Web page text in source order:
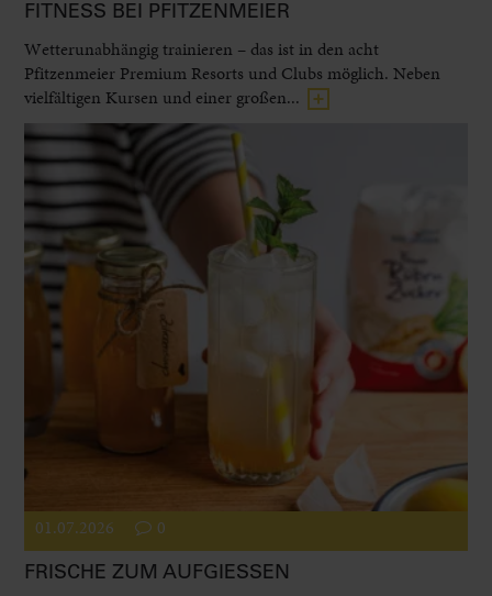
FITNESS BEI PFITZENMEIER
Wetterunabhängig trainieren – das ist in den acht
Pfitzenmeier Premium Resorts und Clubs möglich. Neben
vielfältigen Kursen und einer großen...
01.07.2026 0
FRISCHE ZUM AUFGIESSEN